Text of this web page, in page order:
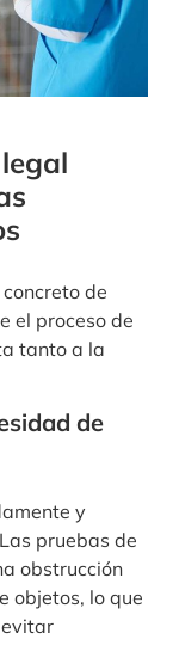
de
el proceso de
tanto a la
de
y
pruebas de
obstrucción
objetos, lo que